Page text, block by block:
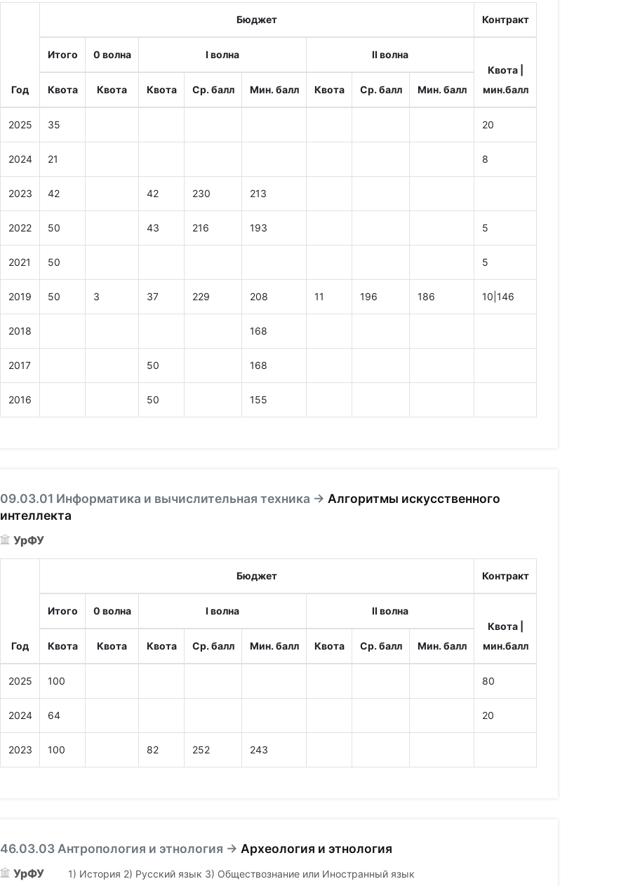
Год
Бюджет Контракт
Итого 0 волна I волна
II волна
Квота |
мин.балл
Квота Квота Квота Ср. балл Мин. балл Квота Ср. балл Мин. балл
2025 35 20
2024 21 8
2023 42 42 230 213
2022 50 43 216 193 5
2021 50 5
2019 50 3 37 229 208 11 196 186 10|146
2018 168
2017 50 168
2016 50 155
09.03.01 Информатика и вычислительная техника → Алгоритмы искусственного
интеллекта
УрФУ
Год
Бюджет Контракт
Итого 0 волна I волна
II волна
Квота |
мин.балл
Квота Квота Квота Ср. балл Мин. балл Квота Ср. балл Мин. балл
2025 100 80
2024 64 20
2023 100 82 252 243
46.03.03 Антропология и этнология → Археология и этнология
УрФУ 1) История 2) Русский язык 3) Обществознание или Иностранный язык